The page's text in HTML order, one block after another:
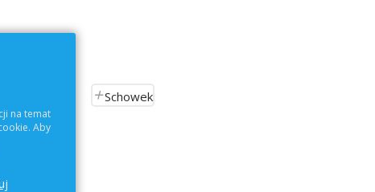
Schowek
na temat
Aby